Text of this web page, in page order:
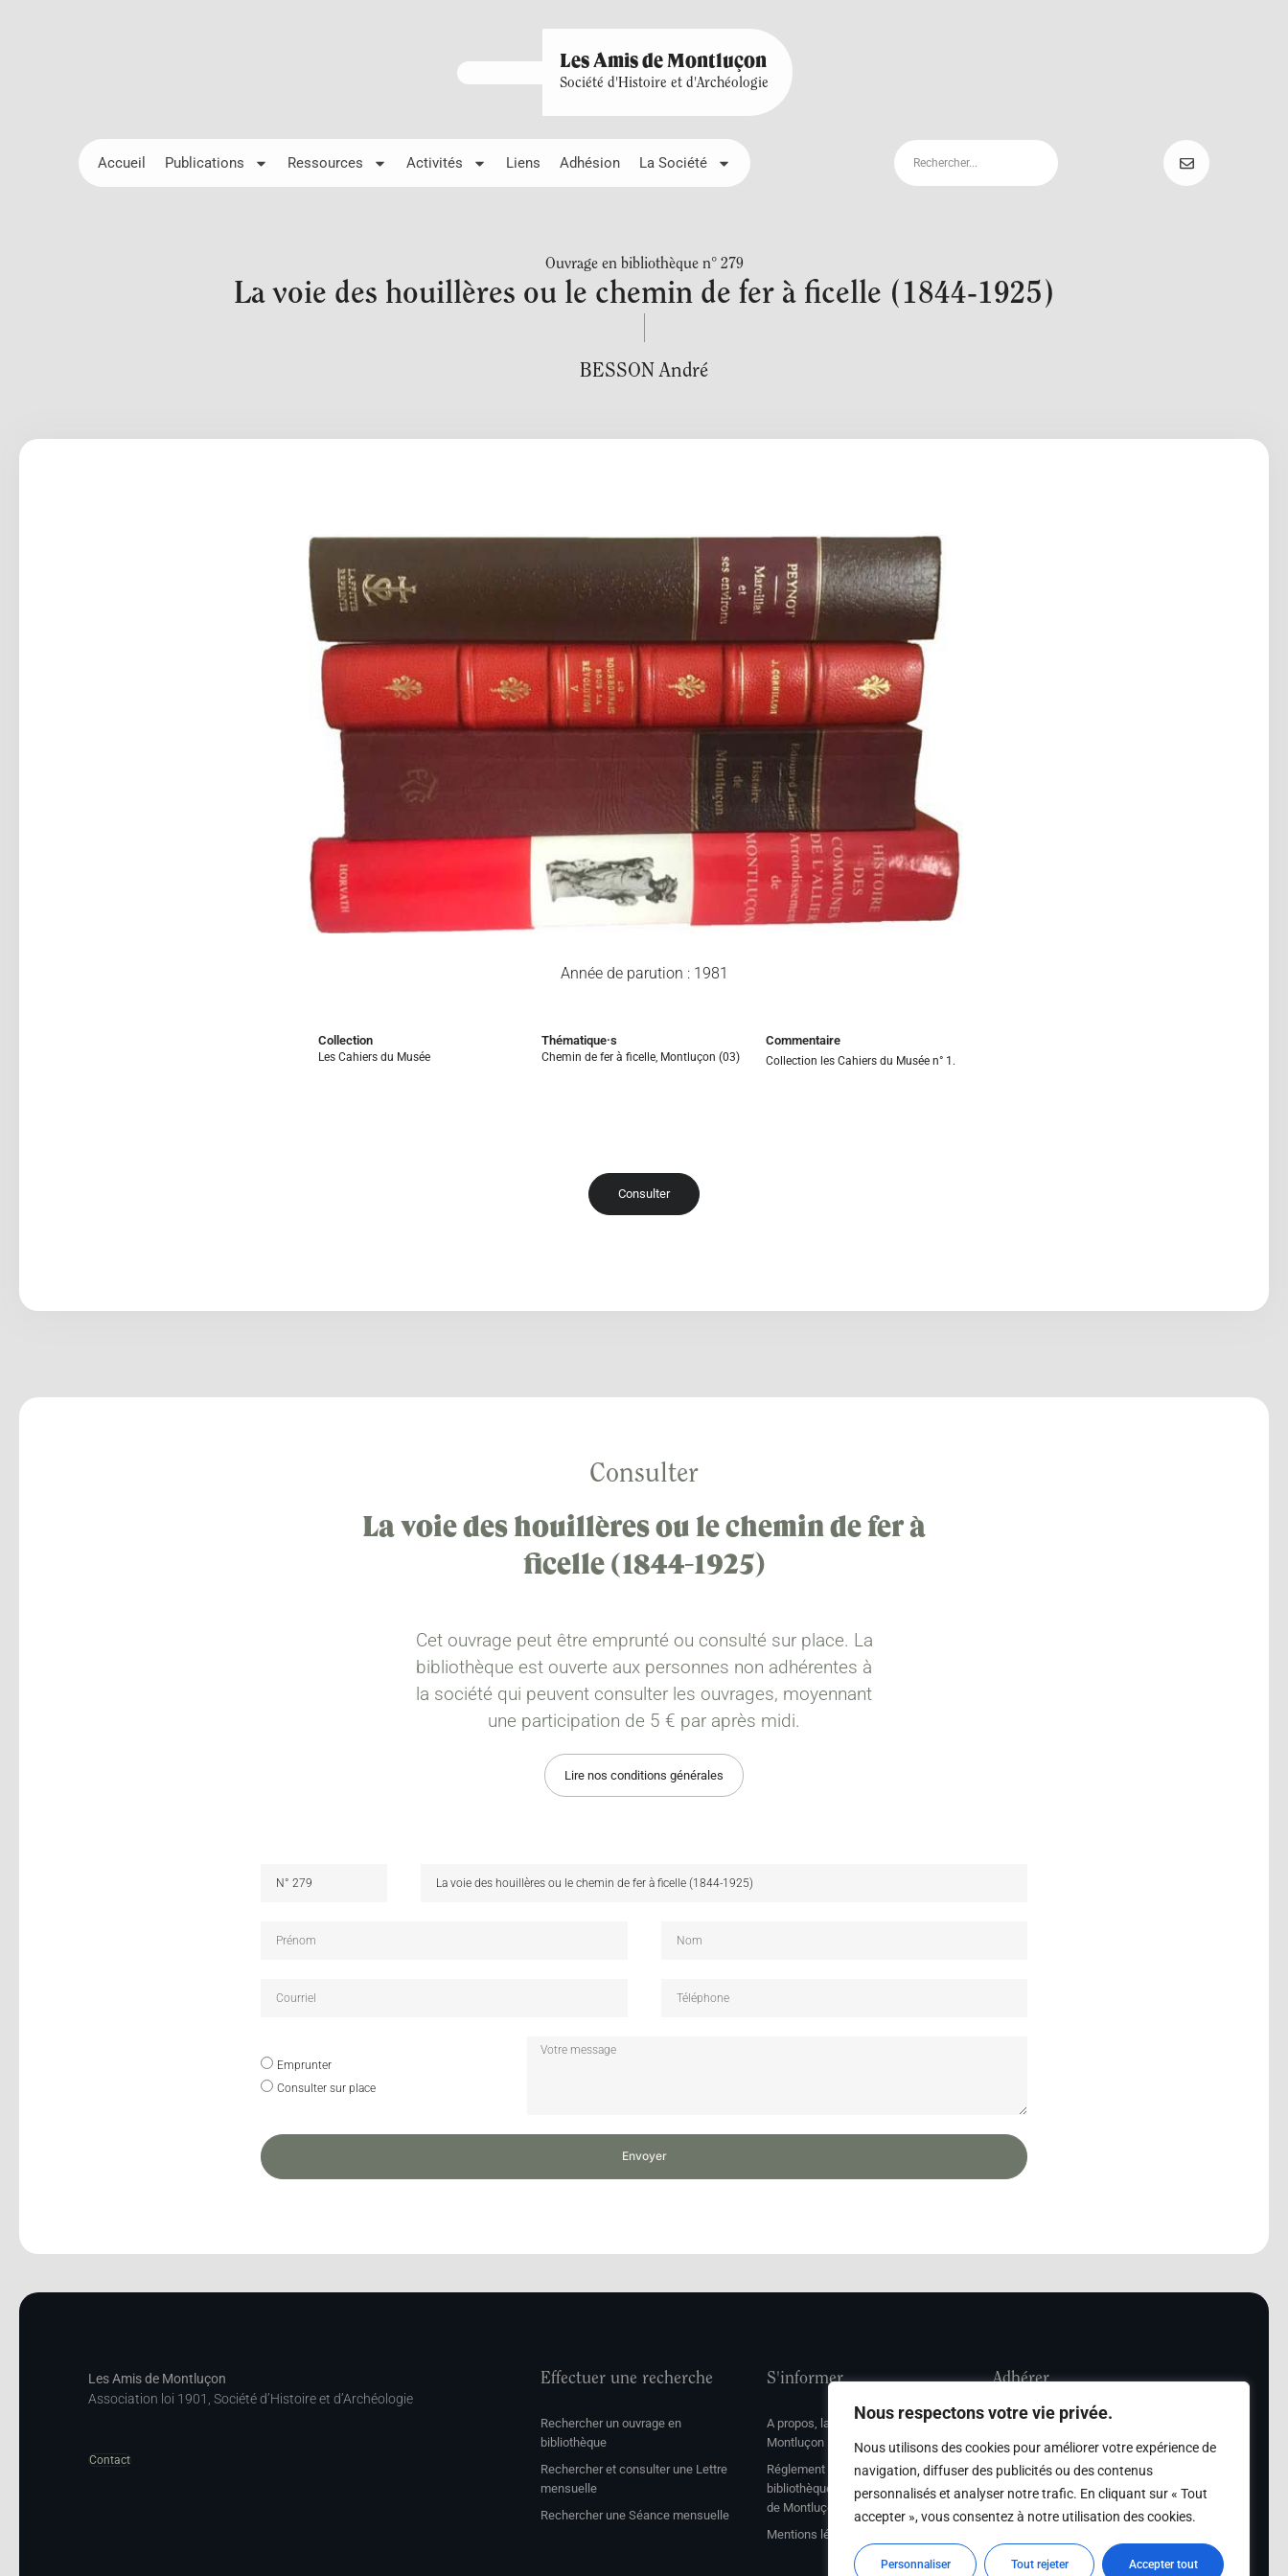
Nous respectons votre vie privée.
Nous utilisons des cookies pour améliorer votre expérience de
navigation, diffuser des publicités ou des contenus
personnalisés et analyser notre trafic. En cliquant sur « Tout
accepter », vous consentez à notre utilisation des cookies.
Personnaliser Tout rejeter Accepter tout
Les Amis de Montluçon
Société d'Histoire et d'Archéologie
Accueil Publications Ressources Activités Liens Adhésion La Société
Ouvrage en bibliothèque n° 279
La voie des houillères ou le chemin de fer à ficelle (1844-1925)
BESSON André
Année de parution : 1981
Collection
Les Cahiers du Musée
Thématique·s
Chemin de fer à ficelle Montluçon (03)
Commentaire
Collection les Cahiers du Musée n° 1.
Consulter
Consulter
La voie des houillères ou le chemin de fer à
ficelle (1844-1925)
Cet ouvrage peut être emprunté ou consulté sur place. La
bibliothèque est ouverte aux personnes non adhérentes à
la société qui peuvent consulter les ouvrages, moyennant
une participation de 5 € par après midi.
Lire nos conditions générales
Emprunter
Consulter sur place
Envoyer
Les Amis de Montluçon
Association loi 1901, Société d’Histoire et d’Archéologie
Contact
Effectuer une recherche
Rechercher un ouvrage en
bibliothèque
Rechercher et consulter une Lettre
mensuelle
Rechercher une Séance mensuelle
S'informer
A propos, la société Les Amis de
Montluçon
Réglement de consultation de la
bibliothèque et des archives des Amis
de Montluçon
Mentions légales
Adhérer
Adhésion